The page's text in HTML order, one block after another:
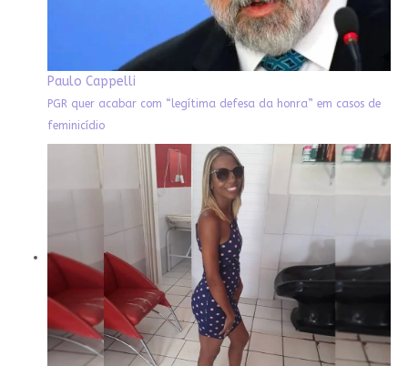
Paulo Cappelli
PGR quer acabar com “legítima defesa da honra” em casos de
feminicídio